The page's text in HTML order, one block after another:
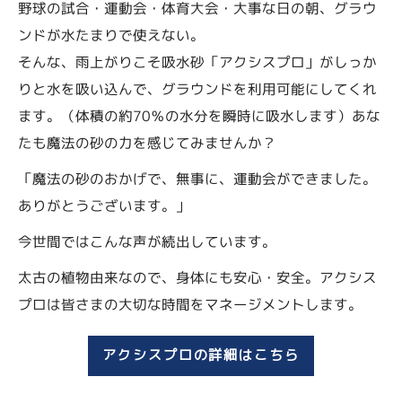
野球の試合・運動会・体育大会・大事な日の朝、グラウ
ンドが水たまりで使えない。
そんな、雨上がりこそ吸水砂「アクシスプロ」がしっか
りと水を吸い込んで、グラウンドを利用可能にしてくれ
ます。（体積の約70％の水分を瞬時に吸水します）あな
たも魔法の砂の力を感じてみませんか？
「魔法の砂のおかげで、無事に、運動会ができました。
ありがとうございます。」
今世間ではこんな声が続出しています。
太古の植物由来なので、身体にも安心・安全。アクシス
プロは皆さまの大切な時間をマネージメントします。
アクシスプロの詳細はこちら